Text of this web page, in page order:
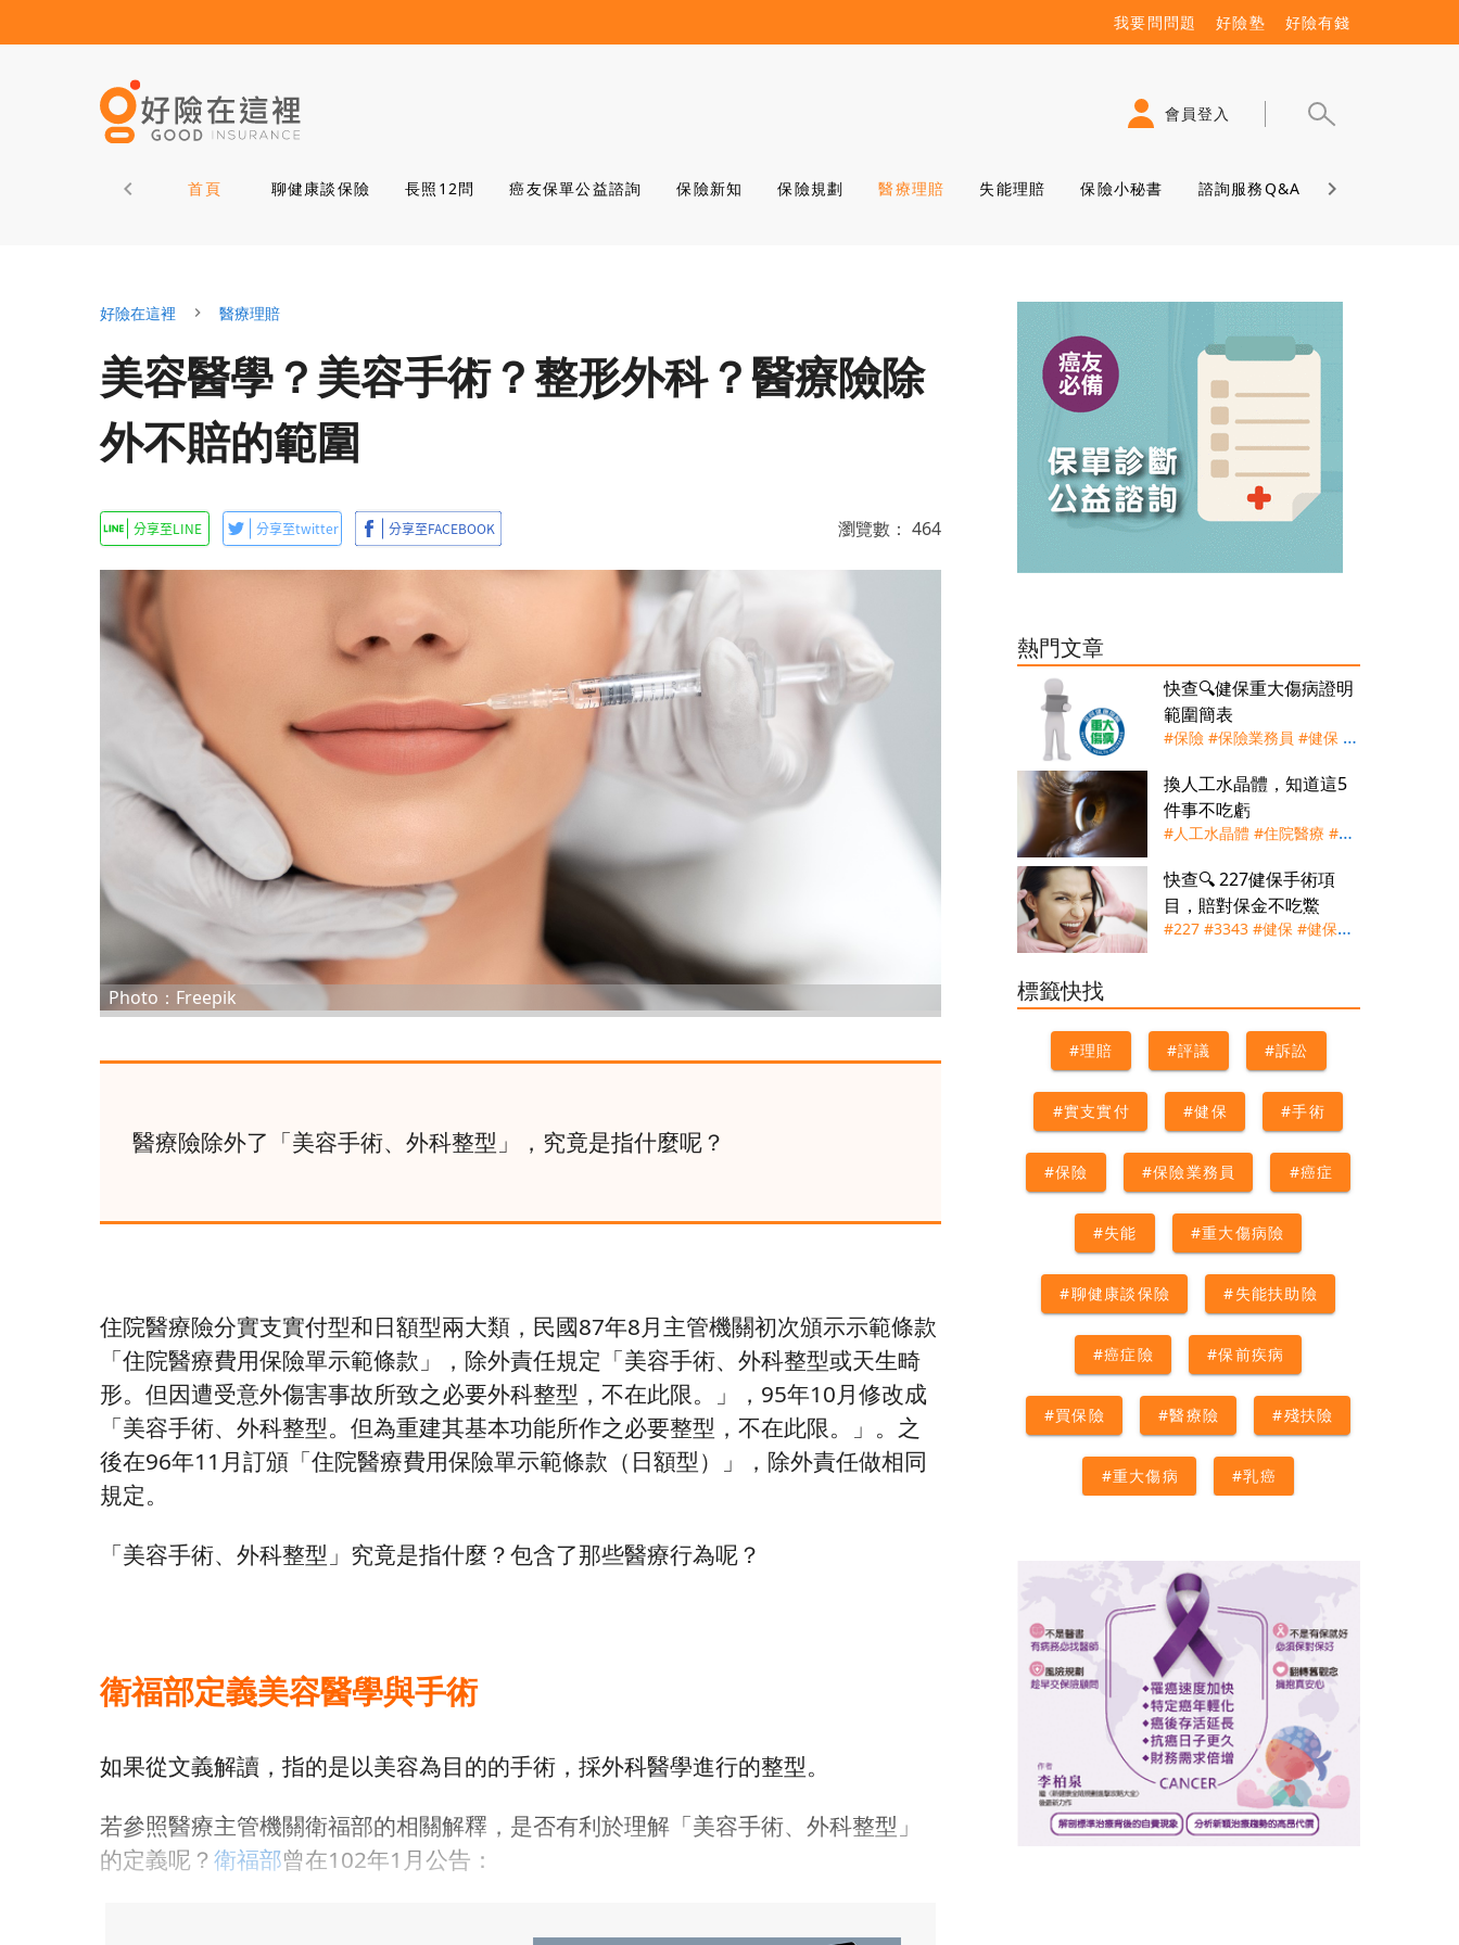
我要問問題 好險塾 好險有錢
會員登入
首頁 聊健康談保險 長照12問 癌友保單公益諮詢 保險新知 保險規劃 醫療理賠 失能理賠 保險小秘書 諮詢服務Q&A 保險學堂
好險在這裡 醫療理賠
美容醫學？美容手術？整形外科？醫療險除
外不賠的範圍
瀏覽數： 464
Photo：Freepik
醫療險除外了「美容手術、外科整型」，究竟是指什麼呢？
住院醫療險分實支實付型和日額型兩大類，民國87年8月主管機關初次頒示示範條款
「住院醫療費用保險單示範條款」，除外責任規定「美容手術、外科整型或天生畸
形。但因遭受意外傷害事故所致之必要外科整型，不在此限。」，95年10月修改成
「美容手術、外科整型。但為重建其基本功能所作之必要整型，不在此限。」。之
後在96年11月訂頒「住院醫療費用保險單示範條款（日額型）」，除外責任做相同
規定。
「美容手術、外科整型」究竟是指什麼？包含了那些醫療行為呢？
衛福部定義美容醫學與手術
如果從文義解讀，指的是以美容為目的的手術，採外科醫學進行的整型。
若參照醫療主管機關衛福部的相關解釋，是否有利於理解「美容手術、外科整型」
的定義呢？衛福部曾在102年1月公告：
熱門文章
快查🔍健保重大傷病證明
範圍簡表
#保險 #保險業務員 #健保 #
換人工水晶體，知道這5
件事不吃虧
#人工水晶體 #住院醫療 #健
#白內障#自付差額
快查🔍 227健保手術項
目，賠對保金不吃鱉
#227 #3343 #健保 #健保快
標籤快找
#理賠 #評議 #訴訟
#實支實付 #健保 #手術
#保險 #保險業務員 #癌症
#失能 #重大傷病險
#聊健康談保險 #失能扶助險
#癌症險 #保前疾病
#買保險 #醫療險 #殘扶險
#重大傷病 #乳癌